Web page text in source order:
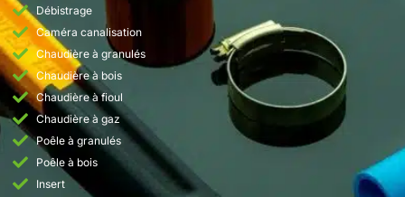
Débistrage
Caméra canalisation
Chaudière à granulés
Chaudière à bois
Chaudière à fioul
Chaudière à gaz
Poêle à granulés
Poêle à bois
Insert